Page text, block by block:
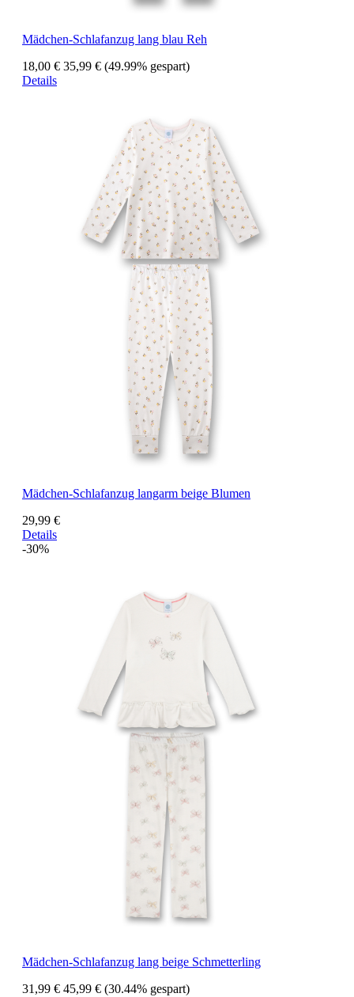
Mädchen-Schlafanzug lang blau Reh
18,00 € 35,99 € (49.99% gespart)
Details
Mädchen-Schlafanzug langarm beige Blumen
29,99 €
Details
-30%
Mädchen-Schlafanzug lang beige Schmetterling
31,99 € 45,99 € (30.44% gespart)